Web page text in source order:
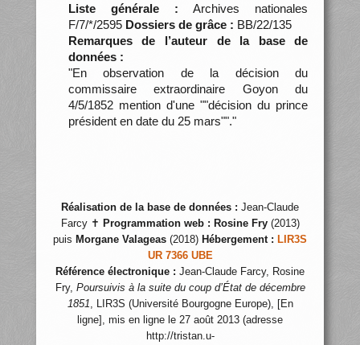
Liste générale : Archives nationales
F/7/*/2595 Dossiers de grâce : BB/22/135
Remarques de l’auteur de la base de
données :
"En observation de la décision du
commissaire extraordinaire Goyon du
4/5/1852 mention d'une ""décision du prince
président en date du 25 mars""."
Réalisation de la base de données : Jean-Claude
Farcy ✝ Programmation web : Rosine Fry(2013)
puis Morgane Valageas (2018) Hébergement : LIR3S
UR 7366 UBE
Référence électronique : Jean-Claude Farcy, Rosine
Fry, Poursuivis à la suite du coup d’État de décembre
1851, LIR3S (Université Bourgogne Europe), [En
ligne], mis en ligne le 27 août 2013 (adresse
http://tristan.u-